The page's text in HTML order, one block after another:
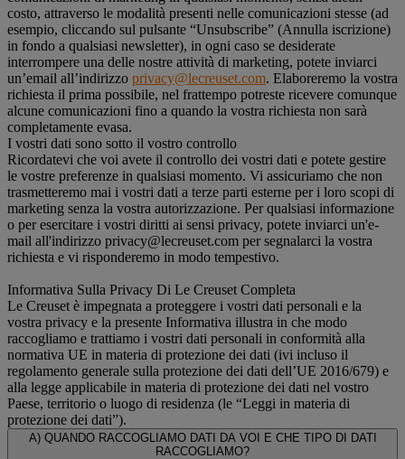
costo, attraverso le modalità presenti nelle comunicazioni stesse (ad
esempio, cliccando sul pulsante “Unsubscribe” (Annulla iscrizione)
in fondo a qualsiasi newsletter), in ogni caso se desiderate
interrompere una delle nostre attività di marketing, potete inviarci
un’email all’indirizzo privacy@lecreuset.com. Elaboreremo la vostra
richiesta il prima possibile, nel frattempo potreste ricevere comunque
alcune comunicazioni fino a quando la vostra richiesta non sarà
completamente evasa.
I vostri dati sono sotto il vostro controllo
Ricordatevi che voi avete il controllo dei vostri dati e potete gestire
le vostre preferenze in qualsiasi momento. Vi assicuriamo che non
trasmetteremo mai i vostri dati a terze parti esterne per i loro scopi di
marketing senza la vostra autorizzazione. Per qualsiasi informazione
o per esercitare i vostri diritti ai sensi privacy, potete inviarci un'e-
mail all'indirizzo privacy@lecreuset.com per segnalarci la vostra
richiesta e vi risponderemo in modo tempestivo.
Informativa Sulla Privacy Di Le Creuset Completa
Le Creuset è impegnata a proteggere i vostri dati personali e la
vostra privacy e la presente Informativa illustra in che modo
raccogliamo e trattiamo i vostri dati personali in conformità alla
normativa UE in materia di protezione dei dati (ivi incluso il
regolamento generale sulla protezione dei dati dell’UE 2016/679) e
alla legge applicabile in materia di protezione dei dati nel vostro
Paese, territorio o luogo di residenza (le “Leggi in materia di
protezione dei dati”).
A) QUANDO RACCOGLIAMO DATI DA VOI E CHE TIPO DI DATI
RACCOGLIAMO?